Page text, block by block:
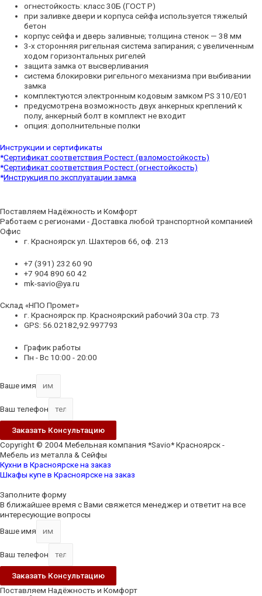
огнестойкость: класс 30Б (ГОСТ Р)
при заливке двери и корпуса сейфа используется тяжелый
бетон
корпус сейфа и дверь заливные; толщина стенок — 38 мм
3-х сторонняя ригельная система запирания; с увеличенным
ходом горизонтальных ригелей
защита замка от высверливания
система блокировки ригельного механизма при выбивании
замка
комплектуются электронным кодовым замком PS 310/E01
предусмотрена возможность двух анкерных креплений к
полу, анкерный болт в комплект не входит
опция: дополнительные полки
Инструкции и сертификаты
*Сертификат соответствия Ростест (взломостойкость)
*Сертификат соответствия Ростест (огнестойкость)
*Инструкция по эксплуатации замка
Поставляем Надёжность и Комфорт
Работаем с регионами - Доставка любой транспортной компанией
Офис
г. Красноярск ул. Шахтеров 66, оф. 213
+7 (391) 232 60 90
+7 904 890 60 42
mk-savio@ya.ru
Склад «НПО Промет»
г. Красноярск пр. Красноярский рабочий 30а стр. 73
GPS: 56.02182,92.997793
График работы
Пн - Вс 10:00 - 20:00
Ваше имя
Ваш телефон
Заказать Консультацию
Copyright © 2004 Мебельная компания *Savio* Красноярск -
Мебель из металла & Сейфы
Кухни в Красноярске на заказ
Шкафы купе в Красноярске на заказ
Up
Заполните форму
В ближайшее время с Вами свяжется менеджер и ответит на все
интересующие вопросы
Ваше имя
Ваш телефон
Заказать Консультацию
Поставляем Надёжность и Комфорт